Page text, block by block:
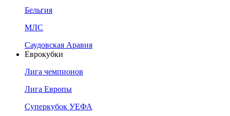
Бельгия
МЛС
Саудовская Аравия
Еврокубки
Лига чемпионов
Лига Европы
Суперкубок УЕФА